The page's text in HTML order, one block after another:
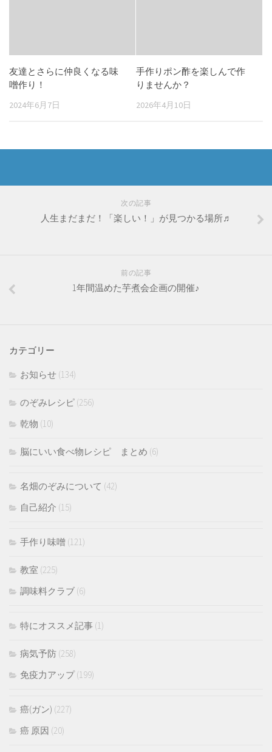
友達とさらに仲良くなる味
噌作り！
2024年6月7日
手作りポン酢を楽しんで作
りませんか？
2026年4月10日
次の記事
人生まだまだ！「楽しい！」が見つかる場所♬
前の記事
1年間温めた芋煮会企画の開催♪
カテゴリー
お知らせ (134)
のぞみレシピ (256)
乾物 (10)
脳にいい食べ物レシピ まとめ (6)
名畑のぞみについて (42)
自己紹介 (15)
手作り味噌 (121)
教室 (225)
調味料クラブ (6)
特にオススメ記事 (1)
病気予防 (258)
免疫力アップ(199)
癌(ガン) (227)
癌 原因 (20)